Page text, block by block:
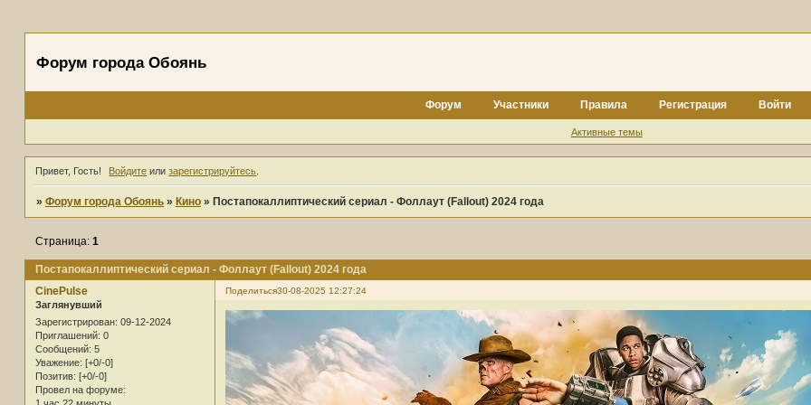
Форум города Обоянь
Форум Участники Правила Регистрация Войти
Активные темы
Привет, Гость! Войдите илизарегистрируйтесь
» Форум города Обоянь » Кино » Постапокаллиптический сериал - Фоллаут (Fallout) 2024 года
Постапокаллиптический сериал - Фоллаут (Fallout) 2024 года
Страница: 1
Поделиться30-08-2025 12:27:24
CinePulse
Заглянувший
Зарегистрирован: 09-12-2024
Приглашений: 0
Сообщений: 5
Уважение: [+0/-0]
Позитив: [+0/-0]
Провел на форуме: